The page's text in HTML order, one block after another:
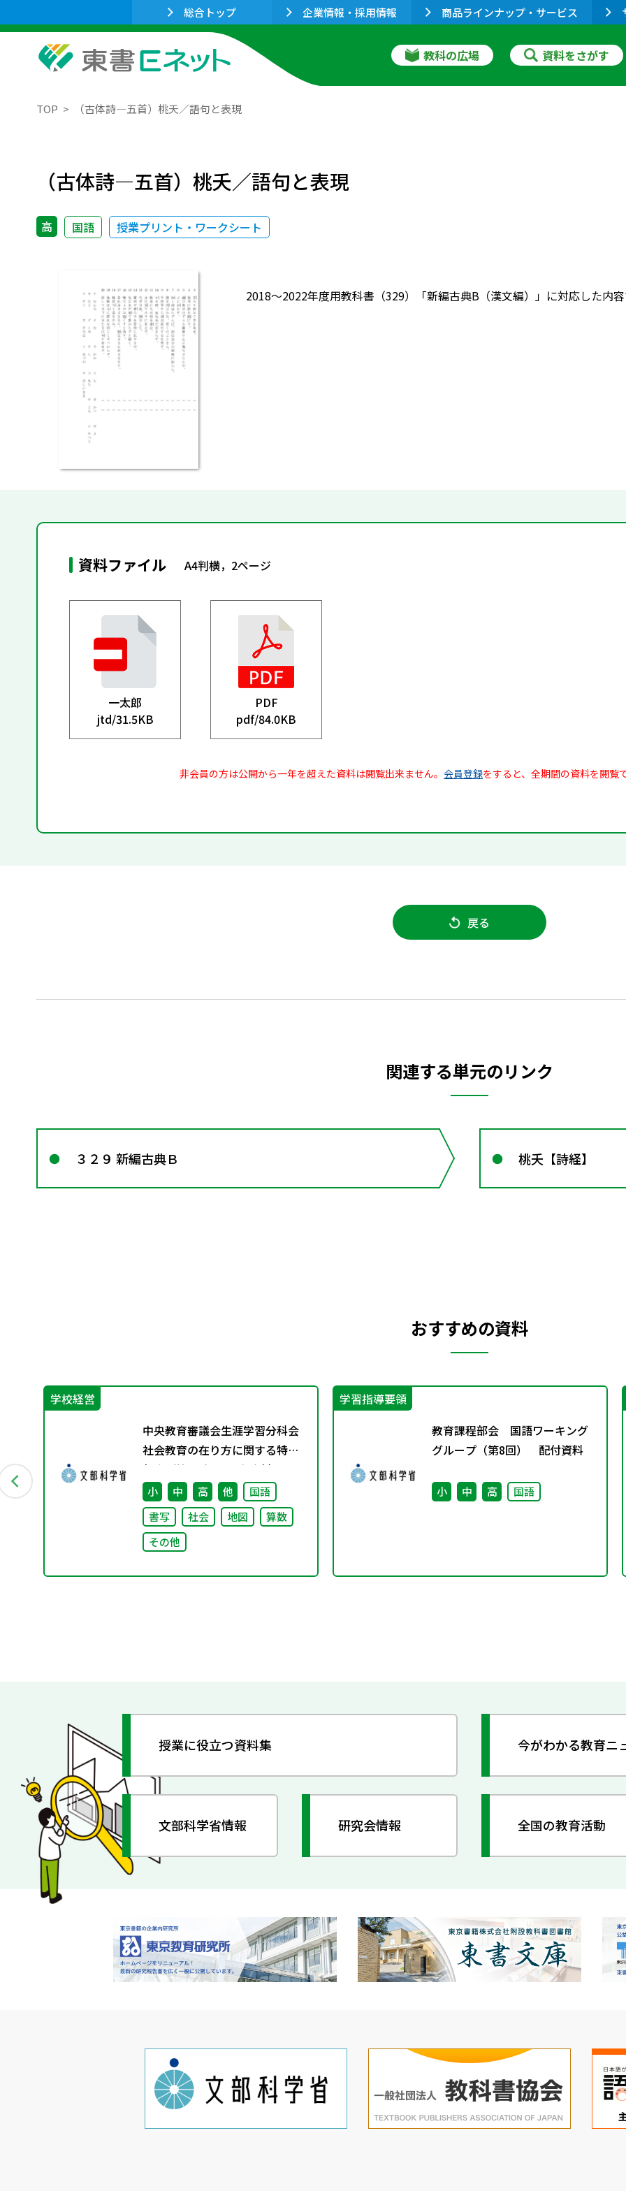
総合トップ 企業情報・採用情報 商品ラインナップ・サービス
教科の広場 資料をさがす
TOP （古体詩―五首）桃夭／語句と表現
（古体詩―五首）桃夭／語句と表現
高 国語 授業プリント・ワークシート
2018～2022年度用教科書（329）「新編古典B（漢文編）」に対応した内
資料ファイル A4判横，2ページ
一太郎
jtd/31.5KB
PDF
pdf/84.0KB
非会員の方は公開から一年を超えた資料は閲覧出来ません。 会員登録をすると、全期間の資料を閲覧
戻る
関連する単元のリンク
３２９ 新編古典Ｂ 桃夭【詩経】
おすすめの資料
学校経営
中央教育審議会生涯学習分科会
社会教育の在り方に関する特別
部会（第1回） 配布資料
小 中 高 他
国語
書写
社会 地図
算数
その他
学習指導要領
教育課程部会 国語ワーキング
グループ（第8回） 配付資料
小 中 高 国語
授業に役立つ資料集 今がわかる教育ニ
文部科学省情報 研究会情報 全国の教育活動